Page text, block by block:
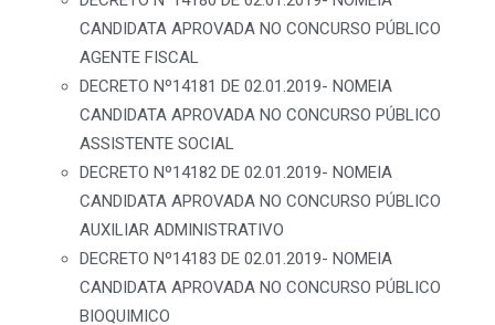
CANDIDATA APROVADA NO CONCURSO PÚBLICO
AGENTE FISCAL
DECRETO Nº14181 DE 02.01.2019- NOMEIA
CANDIDATA APROVADA NO CONCURSO PÚBLICO
ASSISTENTE SOCIAL
DECRETO Nº14182 DE 02.01.2019- NOMEIA
CANDIDATA APROVADA NO CONCURSO PÚBLICO
AUXILIAR ADMINISTRATIVO
DECRETO Nº14183 DE 02.01.2019- NOMEIA
CANDIDATA APROVADA NO CONCURSO PÚBLICO
BIOQUIMICO